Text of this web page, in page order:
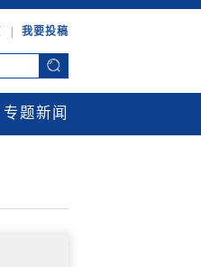
| 我要投稿
专题新闻